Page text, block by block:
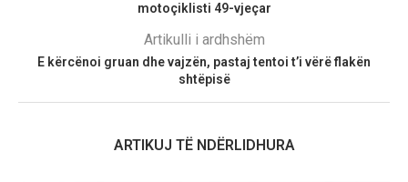
motoçiklisti 49-vjeçar
Artikulli i ardhshëm
E kërcënoi gruan dhe vajzën, pastaj tentoi t’i vërë flakën
shtëpisë
ARTIKUJ TË NDËRLIDHURA